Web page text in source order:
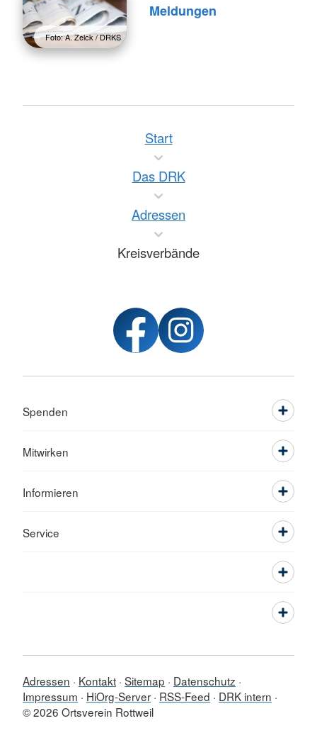
Foto: A. Zelck / DRKS
Meldungen
Start
Das DRK
Adressen
Kreisverbände
Spenden
Mitwirken
Informieren
Service
Adressen Kontakt Sitemap
Datenschutz
Impressum
HiOrg-Server RSS-Feed
DRK intern
© 2026 Ortsverein Rottweil